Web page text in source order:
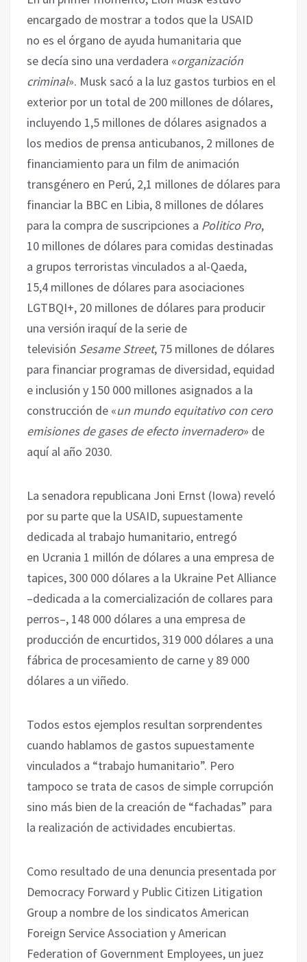
encargado de mostrar a todos que la USAID
no es el órgano de ayuda humanitaria que
se decía sino una verdadera «organización
criminal». Musk sacó a la luz gastos turbios en el
exterior por un total de 200 millones de dólares,
incluyendo 1,5 millones de dólares asignados a
los medios de prensa anticubanos, 2 millones de
financiamiento para un film de animación
transgénero en Perú, 2,1 millones de dólares para
financiar la BBC en Libia, 8 millones de dólares
para la compra de suscripciones a Politico Pro,
10 millones de dólares para comidas destinadas
a grupos terroristas vinculados a al-Qaeda,
15,4 millones de dólares para asociaciones
LGTBQI+, 20 millones de dólares para producir
una versión iraquí de la serie de
televisión Sesame Street, 75 millones de dólares
para financiar programas de diversidad, equidad
e inclusión y 150 000 millones asignados a la
construcción de «un mundo equitativo con cero
emisiones de gases de efecto invernadero» de
aquí al año 2030.
La senadora republicana Joni Ernst (Iowa) reveló
por su parte que la USAID, supuestamente
dedicada al trabajo humanitario, entregó
en Ucrania 1 millón de dólares a una empresa de
tapices, 300 000 dólares a la Ukraine Pet Alliance
–dedicada a la comercialización de collares para
perros–, 148 000 dólares a una empresa de
producción de encurtidos, 319 000 dólares a una
fábrica de procesamiento de carne y 89 000
dólares a un viñedo.
Todos estos ejemplos resultan sorprendentes
cuando hablamos de gastos supuestamente
vinculados a “trabajo humanitario”. Pero
tampoco se trata de casos de simple corrupción
sino más bien de la creación de “fachadas” para
la realización de actividades encubiertas.
Como resultado de una denuncia presentada por
Democracy Forward y Public Citizen Litigation
Group a nombre de los sindicatos American
Foreign Service Association y American
Federation of Government Employees, un juez